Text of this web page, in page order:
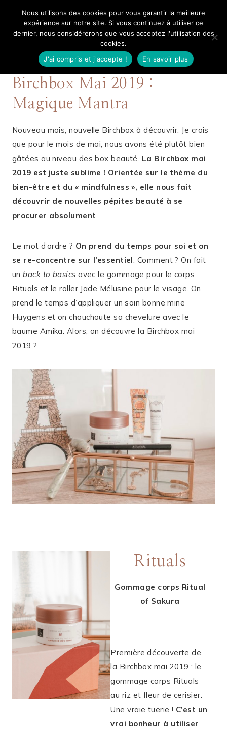
contenuMangue Poudrée
12 MAI 2019 BEAUTÉ
Birchbox Mai 2019 :
Magique Mantra
Nouveau mois, nouvelle Birchbox à découvrir. Je crois
que pour le mois de mai, nous avons été plutôt bien
gâtées au niveau des box beauté. La Birchbox mai
2019 est juste sublime ! Orientée sur le thème du
bien-être et du « mindfulness », elle nous fait
découvrir de nouvelles pépites beauté à se
procurer absolument.
Le mot d’ordre ? On prend du temps pour soi et on
se re-concentre sur l’essentiel. Comment ? On fait
unback to basics avec le gommage pour le corps
Rituals et le roller Jade Mélusine pour le visage. On
prend le temps d’appliquer un soin bonne mine
Huygens et on chouchoute sa chevelure avec le
baume Amika. Alors, on découvre la Birchbox mai
2019 ?
Rituals
Gommage corps Ritual
of Sakura
Première découverte de
la Birchbox mai 2019 : le
gommage corps Rituals
au riz et fleur de cerisier.
Une vraie tuerie ! C’est un
vrai bonheur à utiliser.
Nous utilisons des cookies pour vous garantir la meilleure
expérience sur notre site. Si vous continuez à utiliser ce
dernier, nous considérerons que vous acceptez l'utilisation des
cookies.
J'ai compris et j'accepte !
En savoir plus